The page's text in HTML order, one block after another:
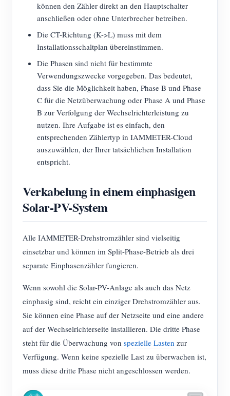
können den Zähler direkt an den Hauptschalter
anschließen oder ohne Unterbrecher betreiben.
Die CT-Richtung (K->L) muss mit dem
Installationsschaltplan übereinstimmen.
Die Phasen sind nicht für bestimmte
Verwendungszwecke vorgegeben. Das bedeutet,
dass Sie die Möglichkeit haben, Phase B und Phase
C für die Netzüberwachung oder Phase A und Phase
B zur Verfolgung der Wechselrichterleistung zu
nutzen. Ihre Aufgabe ist es einfach, den
entsprechenden Zählertyp in IAMMETER-Cloud
auszuwählen, der Ihrer tatsächlichen Installation
entspricht.
Verkabelung in einem einphasigen
Solar-PV-System
Alle IAMMETER-Drehstromzähler sind vielseitig
einsetzbar und können im Split-Phase-Betrieb als drei
separate Einphasenzähler fungieren.
Wenn sowohl die Solar-PV-Anlage als auch das Netz
einphasig sind, reicht ein einziger Drehstromzähler aus.
Sie können eine Phase auf der Netzseite und eine andere
auf der Wechselrichterseite installieren. Die dritte Phase
steht für die Überwachung von spezielle Lasten zur
Verfügung. Wenn keine spezielle Last zu überwachen ist,
muss diese dritte Phase nicht angeschlossen werden.